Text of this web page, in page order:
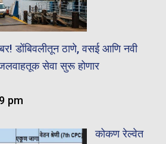
डोंबिवलीतून ठाणे, वसई आणि नवी
जलवाहतूक सेवा सुरू होणार
pm
कोकण रेल्वेत